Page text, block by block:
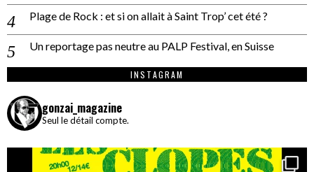
Plage de Rock : et si on allait à Saint Trop’ cet été ?
Un reportage pas neutre au PALP Festival, en Suisse
INSTAGRAM
gonzai_magazine
Seul le détail compte.